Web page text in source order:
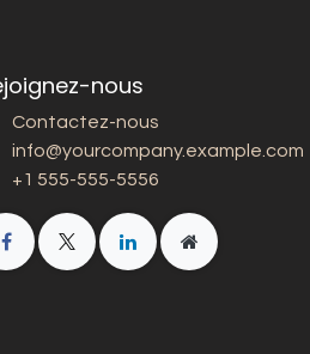
nous
Contactez-nous
info@yourcompany.example.com
+1 555-555-5556